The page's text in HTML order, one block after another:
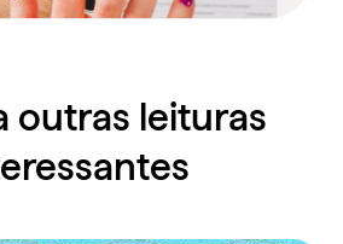
outras leituras